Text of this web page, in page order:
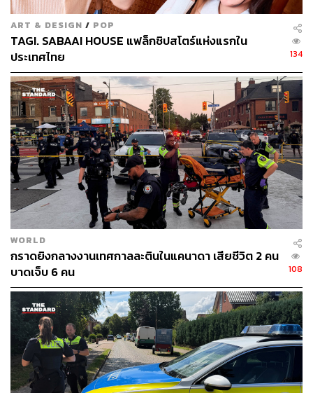
ART & DESIGN / POP
TAGI. SABAAI HOUSE แฟล็กชิปสโตร์แห่งแรกใน
ประเทศไทย
134
WORLD
กราดยิงกลางงานเทศกาลละตินในแคนาดา เสียชีวิต 2 คน
บาดเจ็บ 6 คน
108